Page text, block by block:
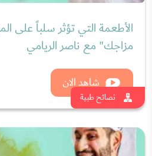
التعقل والاعتدال في الطعام
مزاجك" مع ناصر الريامي